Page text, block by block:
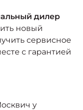
дилер
новый
сервисное
с гарантией
у